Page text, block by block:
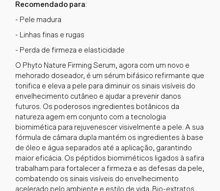
Recomendado para:
- Pele madura
- Linhas finas e rugas
- Perda de firmeza e elasticidade
O Phyto Nature Firming Serum, agora com um novo e
mehorado doseador, é um sérum bifásico refirmante que
tonifica e eleva a pele para diminuir os sinais visíveis do
envelhecimento cutâneo e ajudar a prevenir danos
futuros. Os poderosos ingredientes botânicos da
natureza agem em conjunto com a tecnologia
biomimética para rejuvenescer visivelmente a pele. A sua
fórmula de câmara dupla mantém os ingredientes à base
de óleo e água separados até a aplicação, garantindo
maior eficácia. Os péptidos biomiméticos ligados à safira
trabalham para fortalecer a firmeza e as defesas da pele,
combatendo os sinais visíveis do envelhecimento
acelerado pelo ambiente e estilo de vida. Bio-extratos